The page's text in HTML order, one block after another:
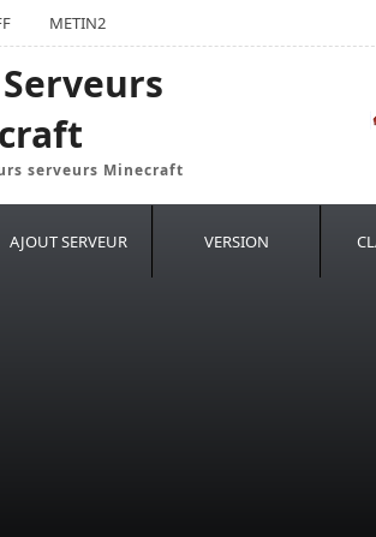
METIN2
serveurs Minecraft
AJOUT SERVEUR VERSION